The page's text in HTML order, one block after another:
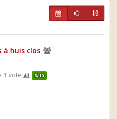
à huis clos
1 vote 8/10